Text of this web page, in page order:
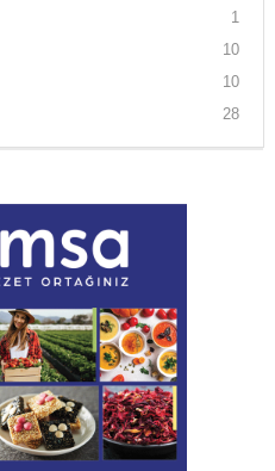
1
10
10
28